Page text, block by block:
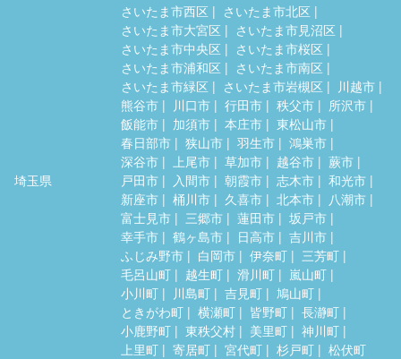
埼玉県
さいたま市西区
さいたま市北区
さいたま市大宮区
さいたま市見沼区
さいたま市中央区
さいたま市桜区
さいたま市浦和区
さいたま市南区
さいたま市緑区
さいたま市岩槻区
川越市
熊谷市
川口市 行田市 秩父市
所沢市
飯能市
加須市 本庄市
東松山市
春日部市
狭山市 羽生市
鴻巣市
深谷市
上尾市 草加市 越谷市
蕨市
戸田市
入間市 朝霞市 志木市
和光市
新座市
桶川市 久喜市 北本市
八潮市
富士見市
三郷市 蓮田市
坂戸市
幸手市
鶴ヶ島市 日高市
吉川市
ふじみ野市
白岡市 伊奈町
三芳町
毛呂山町
越生町 滑川町
嵐山町
小川町
川島町 吉見町
鳩山町
ときがわ町
横瀬町 皆野町
長瀞町
小鹿野町
東秩父村 美里町
神川町
上里町
寄居町 宮代町 杉戸町 松伏町